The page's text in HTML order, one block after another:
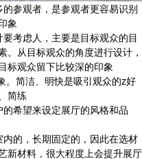
参观者，是参观者更容易识别
象
考虑人，主要是目标观众的目
。从目标观众的角度进行设计，
标观众留下比较深的印象
。简洁、明快是吸引观众的z好
简练
希望来设定展厅的风格和品
的，长期固定的，因此在选材
新材料，很大程度上会提升展厅